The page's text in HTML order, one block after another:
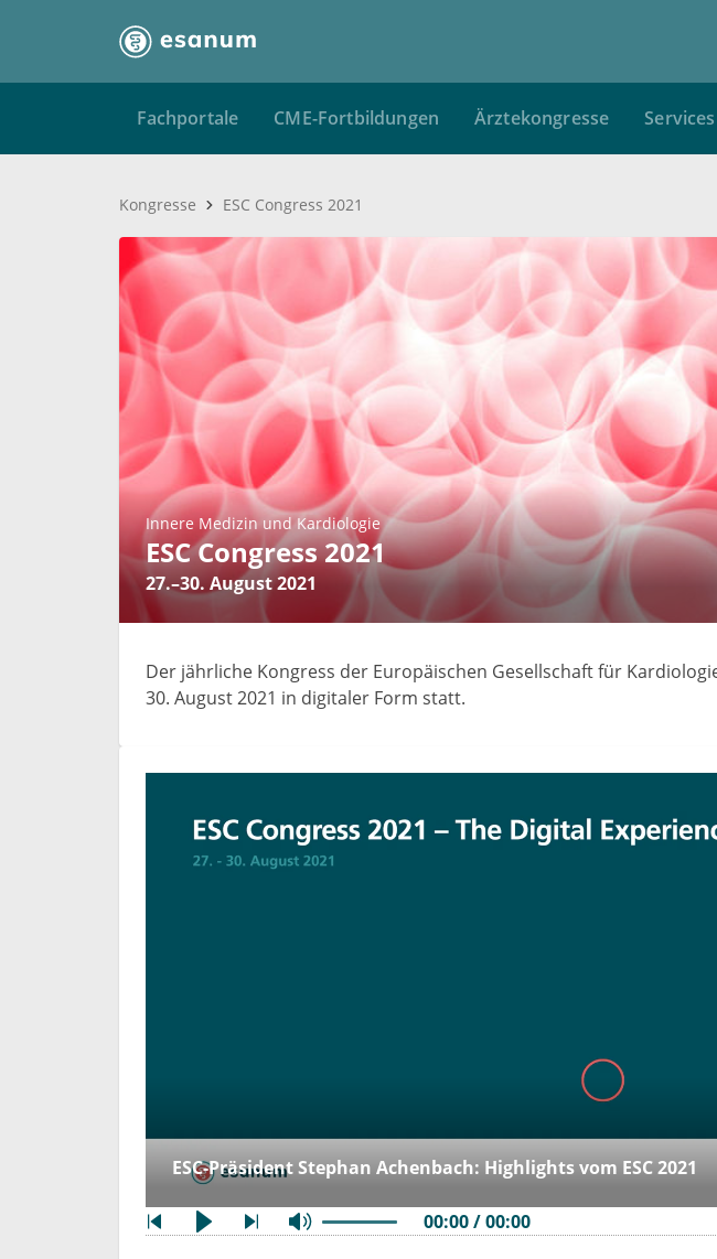
Fachportale CME-Fortbildungen Ärztekongresse Services
Kongresse ESC Congress 2021
Innere Medizin und Kardiologie
ESC Congress 2021
27.–30. August 2021
Der jährliche Kongress der Europäischen Gesellschaft für
30. August 2021 in digitaler Form statt.
ESC-Präsident Stephan Achenbach: Highlights vom ESC 2021
00:00 / 00:00